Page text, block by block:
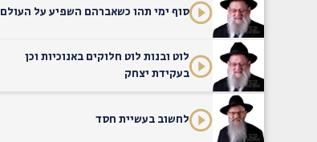
סוף ימי תהו כשאברהם השפיע על העולם
לוט ובנות לוט חלוקים באנוכיות וכן
בעקידת יצחק
לחשוב בעשיית חסד